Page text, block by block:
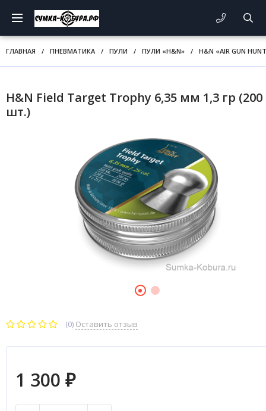
ГЛАВНАЯ / ПНЕВМАТИКА / ПУЛИ / ПУЛИ «H&N» / H&N «AIR GUN
H&N Field Target Trophy 6,35 мм 1,3 гр (200
шт.)
(0) Оставить отзыв
1 300 ₽